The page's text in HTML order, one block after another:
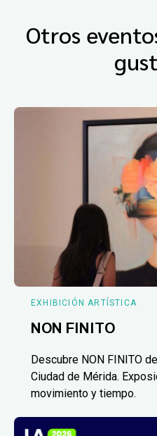
Otros
EXHIBICIÓN ARTÍSTICA
NON FINITO
Descubre NON FINITO
Ciudad de Mérida.
movimiento y tiempo.